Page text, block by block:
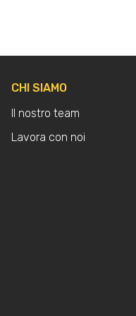
CHI SIAMO
Il nostro team
Lavora con noi